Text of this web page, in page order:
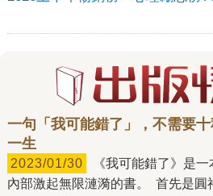
一句「我可能錯了」，不需要
一生
2023/01/30
內部激起無限漣漪的書。 首先是圓